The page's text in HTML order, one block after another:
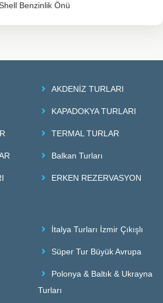
Benzinlik Önü
AKDENİZ TURLARI
KAPADOKYA TURLARI
TERMAL TURLAR
Balkan Turları
ERKEN REZERVASYON
İtalya Turları İzmir Çıkışlı
Süper Tur Büyük Avrupa
Polonya & Baltık & Ukrayna
Turları